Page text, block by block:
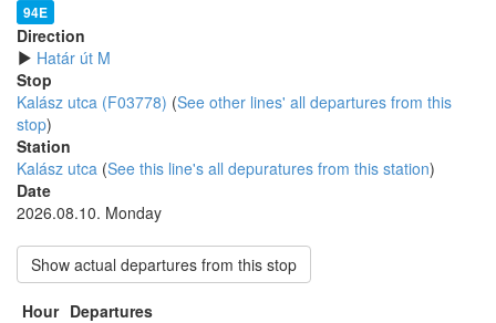
94E
Direction
Határ út M
Stop
Kalász utca (F03778) (See other lines' all departures from this
stop)
Station
Kalász utca (See this line's all depuratures from this station)
Date
2026.08.10. Monday
Show actual departures from this stop
Hour Departures